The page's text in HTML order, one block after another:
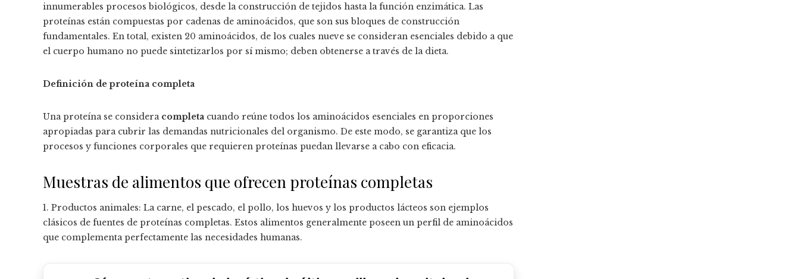
innumerables procesos biológicos, desde la construcción de tejidos hasta la función enzimática. Las
proteínas están compuestas por cadenas de aminoácidos, que son sus bloques de construcción
fundamentales. En total, existen 20 aminoácidos, de los cuales nueve se consideran esenciales debido a que
el cuerpo humano no puede sintetizarlos por sí mismo; deben obtenerse a través de la dieta.
Definición de proteína completa
Una proteína se considera completa cuando reúne todos los aminoácidos esenciales en proporciones
apropiadas para cubrir las demandas nutricionales del organismo. De este modo, se garantiza que los
procesos y funciones corporales que requieren proteínas puedan llevarse a cabo con eficacia.
Muestras de alimentos que ofrecen proteínas completas
1. Productos animales: La carne, el pescado, el pollo, los huevos y los productos lácteos son ejemplos
clásicos de fuentes de proteínas completas. Estos alimentos generalmente poseen un perfil de aminoácidos
que complementa perfectamente las necesidades humanas.